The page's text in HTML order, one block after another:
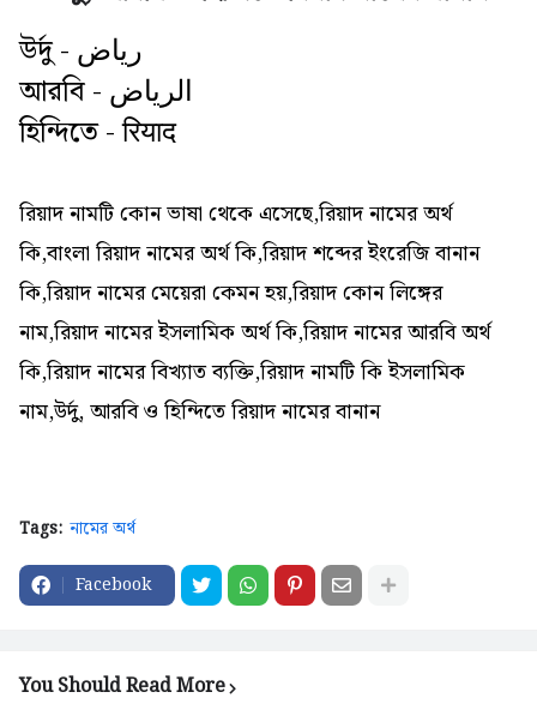
উর্দু - ریاض
আরবি - الرياض
হিন্দিতে - रियाद
রিয়াদ নামটি কোন ভাষা থেকে এসেছে,রিয়াদ নামের অর্থ
কি,বাংলা রিয়াদ নামের অর্থ কি,রিয়াদ শব্দের ইংরেজি বানান
কি,রিয়াদ নামের মেয়েরা কেমন হয়,রিয়াদ কোন লিঙ্গের
নাম,রিয়াদ নামের ইসলামিক অর্থ কি,রিয়াদ নামের আরবি অর্থ
কি,রিয়াদ নামের বিখ্যাত ব্যক্তি,রিয়াদ নামটি কি ইসলামিক
নাম,উর্দু, আরবি ও হিন্দিতে রিয়াদ নামের বানান
Tags: নামের অর্থ
Facebook
You Should Read More